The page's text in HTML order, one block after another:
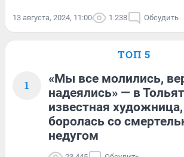
13 августа, 2024, 11:00 1 238 Обсудить
ТОП 5
1
«Мы все молились,
надеялись» — в
известная
боролась со
недугом